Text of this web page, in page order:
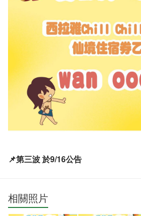
📌第三波 於9/16公告
相關照片